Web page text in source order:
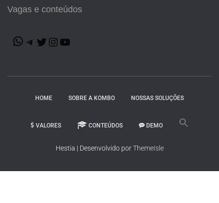
Vagas e conteúdos
HOME SOBRE A KOMBO NOSSAS SOLUÇÕES
VALORES CONTEÚDOS DEMO
Hestia | Desenvolvido porThemeIsle